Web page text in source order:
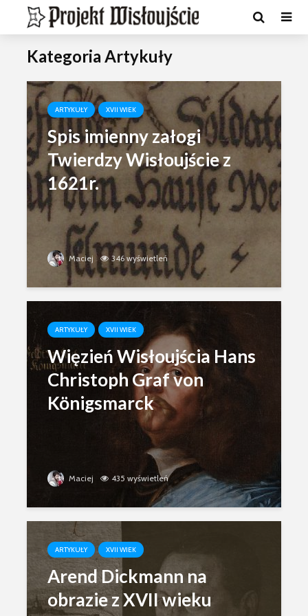
Kategoria Artykuły
ARTYKUŁY XVII WIEK
Spis imienny załogi
Twierdzy Wisłoujście z
1621r.
Maciej 346 wyświetleń
ARTYKUŁY XVII WIEK
Więzień Wisłoujścia Hans
Christoph Graf von
Königsmarck
Maciej 435 wyświetleń
ARTYKUŁY XVII WIEK
Arend Dickmann na
obrazie z XVII wieku